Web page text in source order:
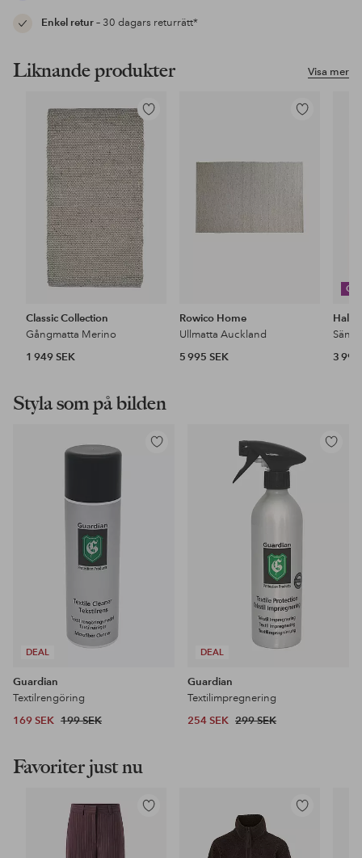
Enkel retur– 30 dagars returrätt*
Visa mer
Liknande produkter
Lägg
till
i
favoriter
Classic Collection
Gångmatta Merino
1 949 SEK
Lägg
favoriter
Rowico Home
Ullmatta Auckland
5 995 SEK
3 999
Styla som på bilden
DEAL
Lägg
Guardian
Textilrengöring
169 SEK 199 SEK
DEAL
Lägg
Guardian
Textilimpregnering
254 SEK 299 SEK
Favoriter just nu
Lägg
Lägg